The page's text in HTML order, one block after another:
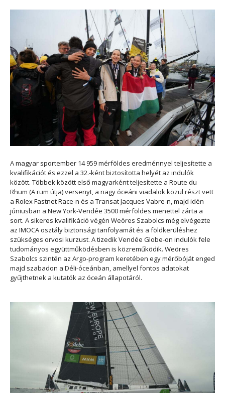
A magyar sportember 14 959 mérföldes eredménnyel teljesítette a
kvalifikációt és ezzel a 32.-ként biztosította helyét az indulók
között. Többek között első magyarként teljesítette a Route du
Rhum (A rum útja) versenyt, a nagy óceáni viadalok közül részt vett
a Rolex Fastnet Race-n és a Transat Jacques Vabre-n, majd idén
júniusban a New York-Vendée 3500 mérföldes menettel zárta a
sort. A sikeres kvalifikáció végén Weöres Szabolcs még elvégezte
az IMOCA osztály biztonsági tanfolyamát és a földkerüléshez
szükséges orvosi kurzust. A tizedik Vendée Globe-on indulók fele
tudományos együttműködésben is közreműködik. Weöres
Szabolcs szintén az Argo-program keretében egy mérőbóját enged
majd szabadon a Déli-óceánban, amellyel fontos adatokat
gyűjthetnek a kutatók az óceán állapotáról.